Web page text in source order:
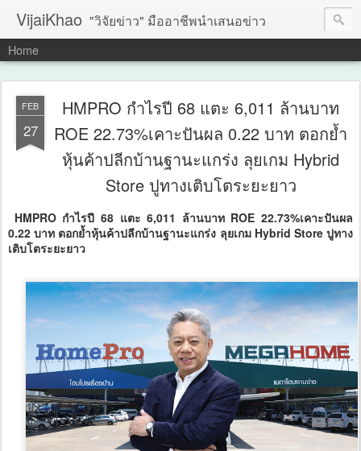
VijaiKhao "วิจัยข่าว" มืออาชีพนำเสนอข่าว
Home
FEB
27
HMPRO กำไรปี 68 แตะ 6,011 ล้านบาท
ROE 22.73%เคาะปันผล 0.22 บาท ตอกย้ำ
หุ้นค้าปลีกบ้านฐานะแกร่ง ลุยเกม Hybrid
Store ปูทางเติบโตระยะยาว
HMPRO กำไรปี 68 แตะ 6,011 ล้านบาท ROE 22.73%เคาะปันผล
0.22 บาท ตอกย้ำหุ้นค้าปลีกบ้านฐานะแกร่ง ลุยเกม Hybrid Store ปูทาง
เติบโตระยะยาว